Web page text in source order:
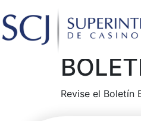
Revise el Boletín